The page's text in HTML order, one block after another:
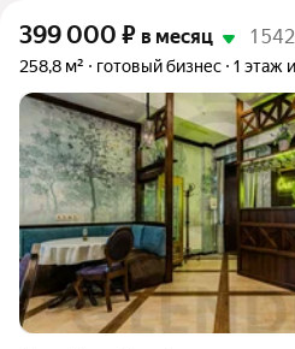
399 000 ₽ в месяц 1
258,8 м² готовый бизнес 1 этаж